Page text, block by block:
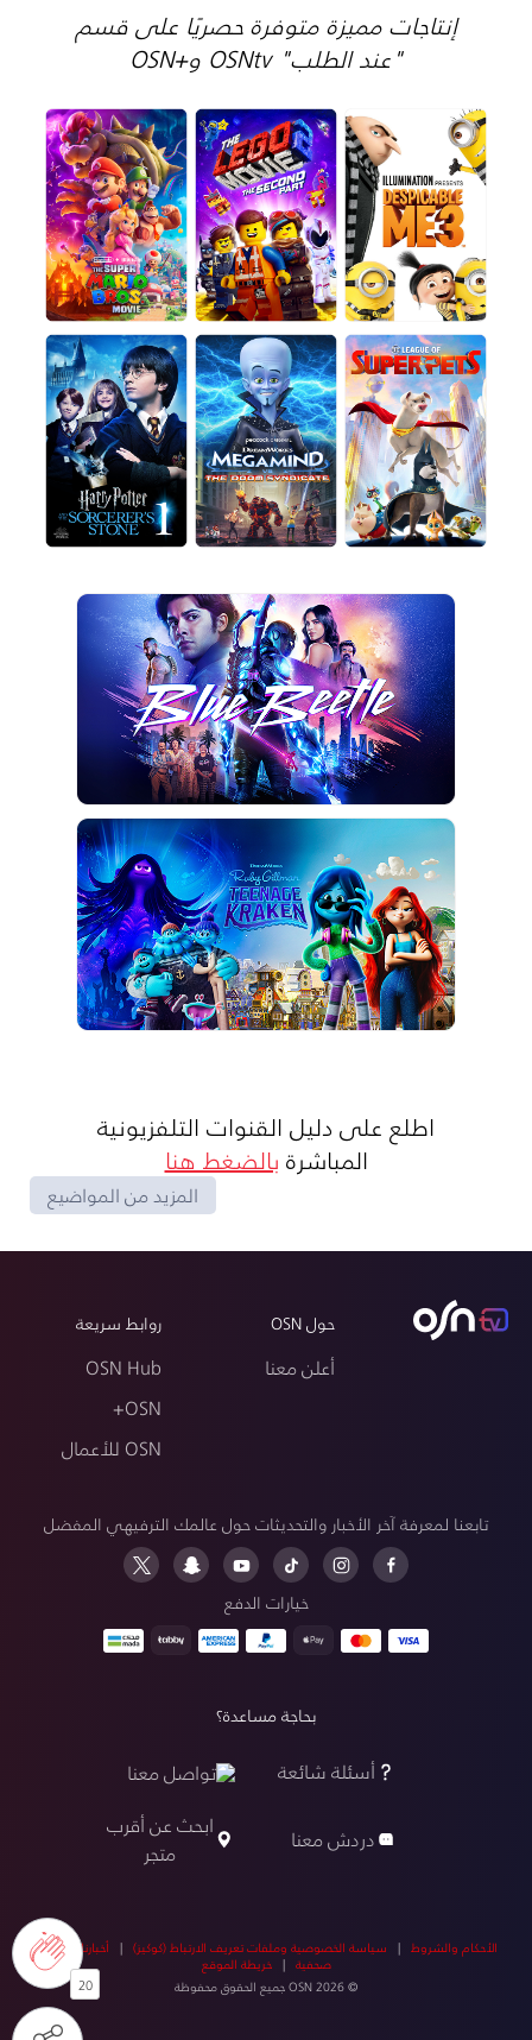
20
إنتاجات مميزة متوفرة حصريًا على قسم
"عند الطلب" OSNtv و+OSN
اطلع على دليل القنوات التلفزيونية
المباشرةبالضغط هنا
المزيد من المواضيع
حول OSN
أعلن معنا
روابط سريعة
OSN Hub
OSN+
OSN للأعمال
تابعنا لمعرفة آخر الأخبار والتحديثات حول عالمك الترفيهي المفضل
خيارات الدفع
بحاجة مساعدة؟
أسئلة شائعة
تواصل معنا
دردش معنا
ابحث عن أقرب
متجر
الأحكام والشروط | سياسة الخصوصية وملفات تعريف الارتباط (كوكيز) | أخبارنا|أخبار
صحفية |خريطة الموقع
© OSN 2026 جميع الحقوق محفوظة